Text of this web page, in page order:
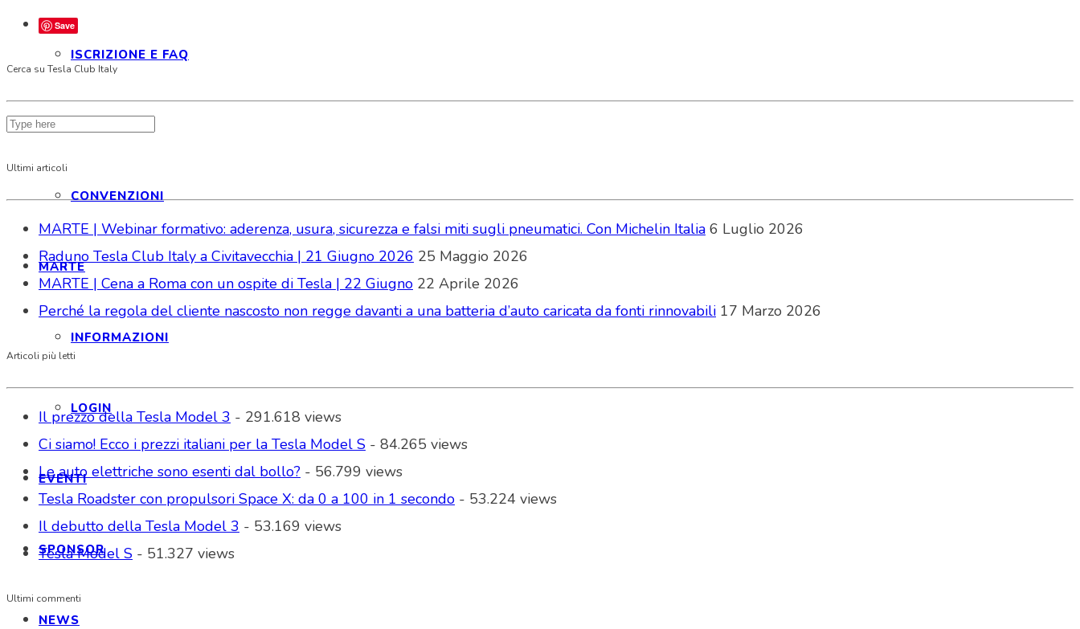
ISCRIZIONE E FAQ
CONVENZIONI
MARTE
INFORMAZIONI
LOGIN
EVENTI
SPONSOR
NEWS
Save
Cerca su Tesla Club Italy
Ultimi articoli
MARTE | Webinar formativo: aderenza, usura, sicurezza e falsi miti sugli pneumatici. Con Michelin Italia 6 Luglio 2026
Raduno Tesla Club Italy a Civitavecchia | 21 Giugno 2026 25 Maggio 2026
MARTE | Cena a Roma con un ospite di Tesla | 22 Giugno 22 Aprile 2026
Perché la regola del cliente nascosto non regge davanti a una batteria d’auto caricata da fonti rinnovabili 17 Marzo 2026
Articoli più letti
Il prezzo della Tesla Model 3 - 291.618 views
Ci siamo! Ecco i prezzi italiani per la Tesla Model S - 84.265 views
Le auto elettriche sono esenti dal bollo? - 56.799 views
Tesla Roadster con propulsori Space X: da 0 a 100 in 1 secondo - 53.224 views
Il debutto della Tesla Model 3 - 53.169 views
Tesla Model S - 51.327 views
Ultimi commenti